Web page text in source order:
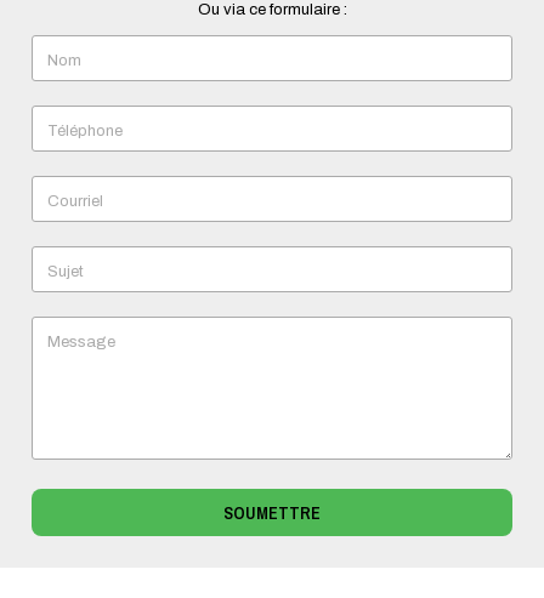
Ou via ce formulaire :
Nom
Téléphone
Courriel
Sujet
Message
SOUMETTRE